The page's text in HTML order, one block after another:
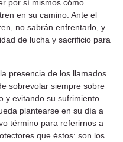
por sí mismos cómo
en su camino. Ante el
no sabrán enfrentarlo, y
de lucha y sacrificio para
presencia de los llamados
sobrevolar siempre sobre
y evitando su sufrimiento
plantearse en su día a
término para referirnos a
que éstos: son los